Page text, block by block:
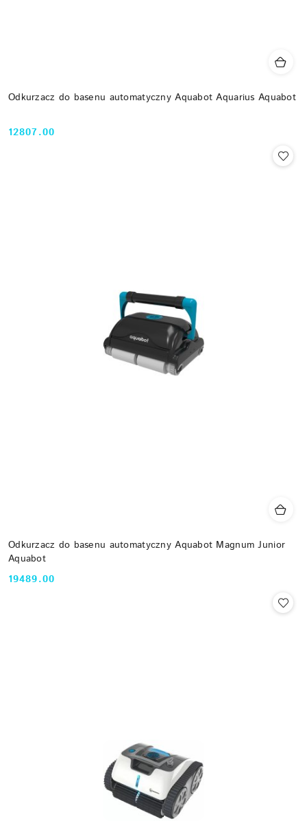
Odkurzacz do basenu automatyczny Aquabot Aquarius Aquabot
Cena:
12807.00
Odkurzacz do basenu automatyczny Aquabot Magnum Junior
Aquabot
Cena:
19489.00